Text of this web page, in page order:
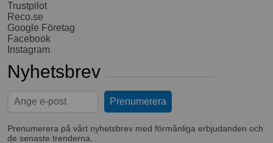
Trustpilot
Reco.se
Google Företag
Facebook
Instagram
Nyhetsbrev
Prenumerera på vårt nyhetsbrev med förmånliga erbjudanden och
de senaste trenderna.